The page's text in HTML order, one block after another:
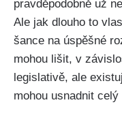
pravděpodobně už
Ale jak dlouho to
šance na úspěšné
mohou lišit, v
legislativě, ale
mohou usnadnit celý